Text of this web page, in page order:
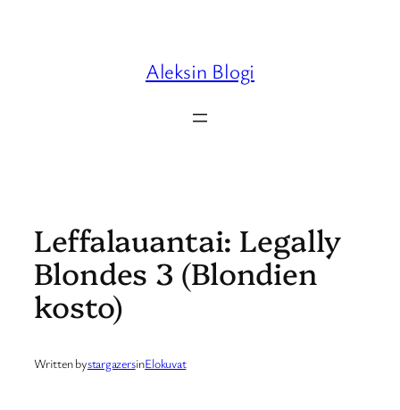
Aleksin Blogi
Leffalauantai: Legally
Blondes 3 (Blondien
kosto)
Written bystargazersinElokuvat